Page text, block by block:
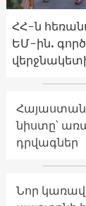
ՀՀ-ն
ԵՄ-ին.
նիստը՝
դրվագներ
Նոր